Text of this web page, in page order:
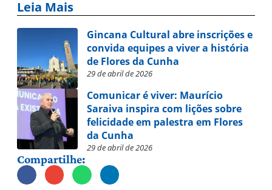
Leia Mais
Gincana Cultural abre inscrições e
convida equipes a viver a história
de Flores da Cunha
29 de abril de 2026
Comunicar é viver: Maurício
Saraiva inspira com lições sobre
felicidade em palestra em Flores
da Cunha
29 de abril de 2026
Compartilhe: